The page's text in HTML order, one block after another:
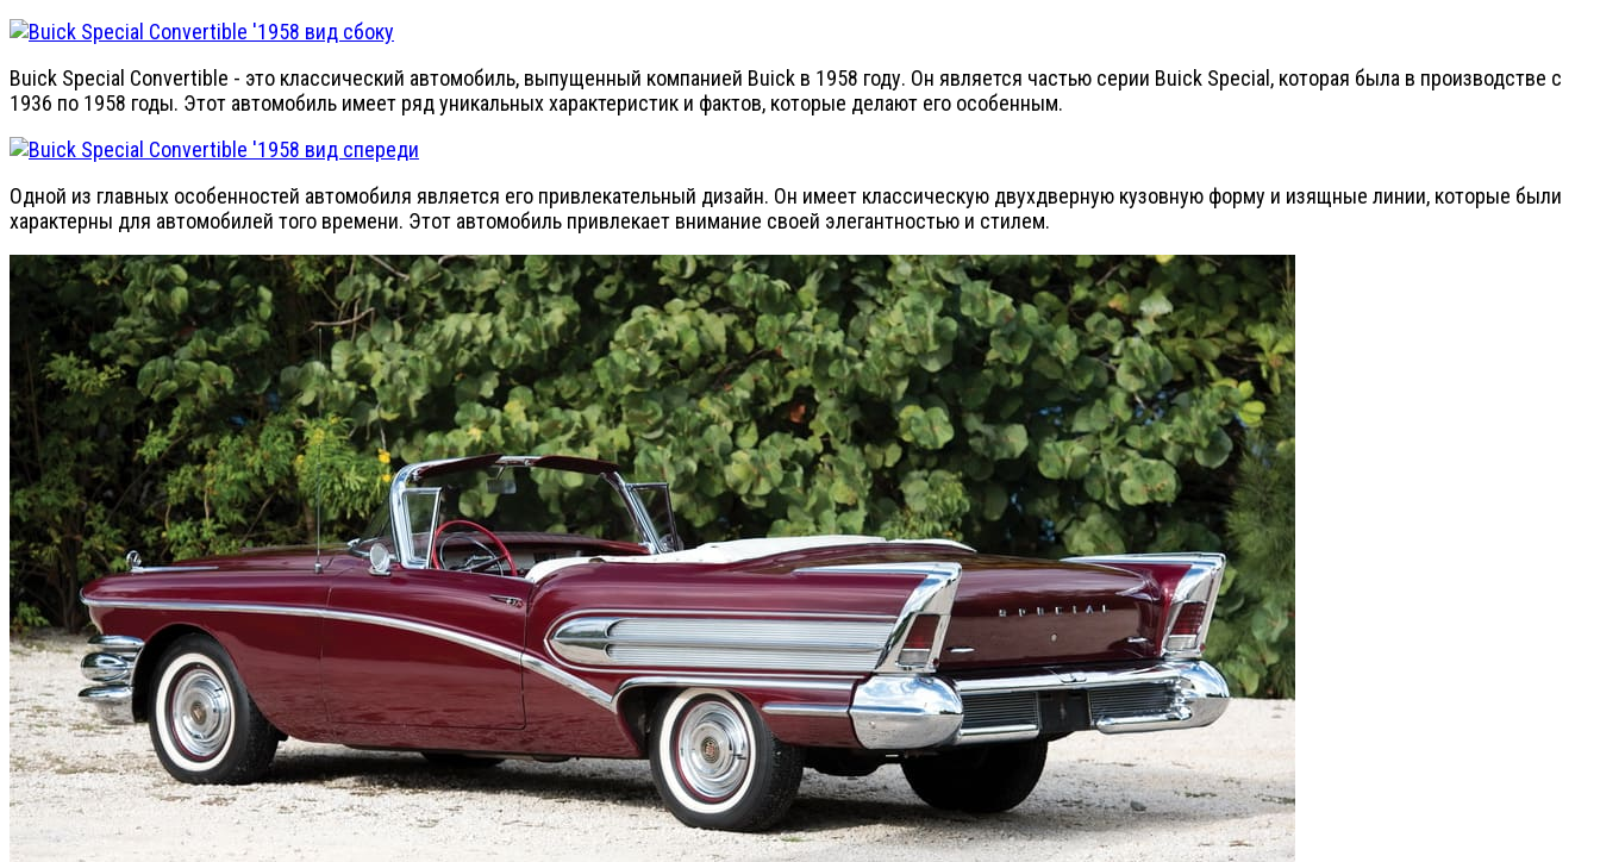
Buick Special Convertible - это классический автомобиль, выпущенный компанией Buick в 1958 году. Он является частью серии Buick Special, которая была в производстве с
1936 по 1958 годы. Этот автомобиль имеет ряд уникальных характеристик и фактов, которые делают его особенным.
Одной из главных особенностей автомобиля является его привлекательный дизайн. Он имеет классическую двухдверную кузовную форму и изящные линии, которые были
характерны для автомобилей того времени. Этот автомобиль привлекает внимание своей элегантностью и стилем.